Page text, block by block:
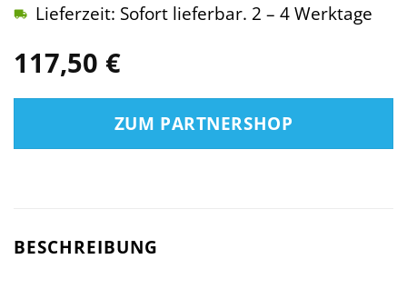
117,50 €
Lieferzeit: Sofort lieferbar. 2 – 4 Werktage
ZUM PARTNERSHOP
BESCHREIBUNG